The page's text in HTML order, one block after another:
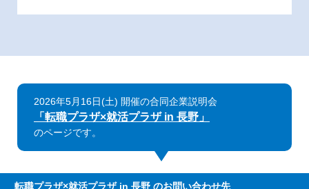
2026年5月16日(土) 開催の合同企業説明会
「転職プラザ×就活プラザ in 長野」
のページです。
転職プラザ×就活プラザ in 長野 のお問い合わせ先